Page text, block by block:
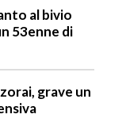
al bivio
53enne di
grave un